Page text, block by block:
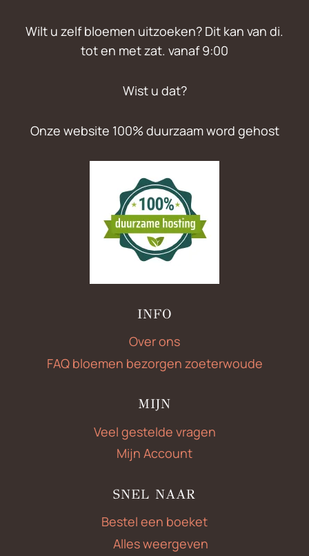
Wilt u zelf bloemen uitzoeken? Dit kan van di.
tot en met zat. vanaf 9:00
Wist u dat?
Onze website 100% duurzaam word gehost
INFO
Over ons
FAQ bloemen bezorgen zoeterwoude
MIJN
Veel gestelde vragen
Mijn Account
SNEL NAAR
Bestel een boeket
Alles weergeven